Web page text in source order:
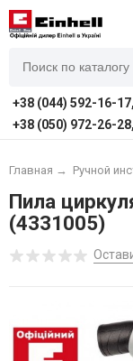
+38 (044) 592-16-
+38 (050) 972-26-
Главная → Ручной
Пила
(4331005)